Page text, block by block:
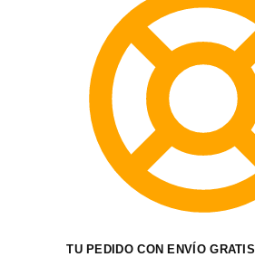
TU PEDIDO CON ENVÍO GRATIS